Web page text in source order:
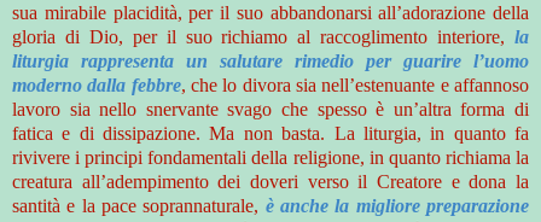
sua mirabile placidità, per il suo abbandonarsi all’adorazione della
gloria di Dio, per il suo richiamo al raccoglimento interiore, la
liturgia rappresenta un salutare rimedio per guarire l’uomo
moderno dalla febbre, che lo divora sia nell’estenuante e affannoso
lavoro sia nello snervante svago che spesso è un’altra forma di
fatica e di dissipazione. Ma non basta. La liturgia, in quanto fa
rivivere i principi fondamentali della religione, in quanto richiama la
creatura all’adempimento dei doveri verso il Creatore e dona la
santità e la pace soprannaturale, è anche la migliore preparazione